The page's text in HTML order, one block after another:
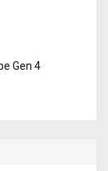
Gen 4